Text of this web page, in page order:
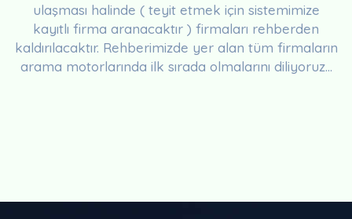
ulaşması halinde ( teyit etmek için sistemimize
kayıtlı firma aranacaktır ) firmaları rehberden
kaldırılacaktır. Rehberimizde yer alan tüm firmaların
arama motorlarında ilk sırada olmalarını diliyoruz...